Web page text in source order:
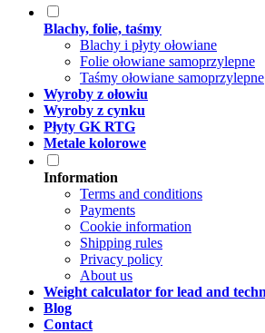
Blachy, folie, taśmy
Blachy i płyty ołowiane
Folie ołowiane samoprzylepne
Taśmy ołowiane samoprzylepne
Wyroby z ołowiu
Wyroby z cynku
Płyty GK RTG
Metale kolorowe
Information
Terms and conditions
Payments
Cookie information
Shipping rules
Privacy policy
About us
Weight calculator for lead and
Blog
Contact